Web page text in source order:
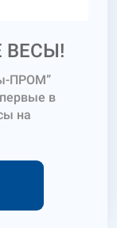
ВЕСЫ!
ПРОМ”
в
на